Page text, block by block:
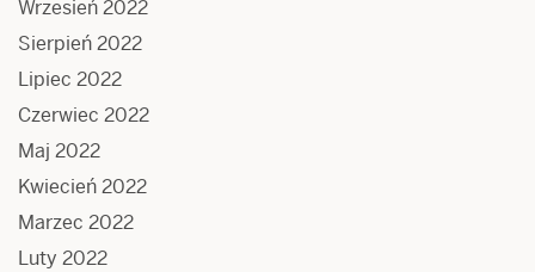
Wrzesień 2022
Sierpień 2022
Lipiec 2022
Czerwiec 2022
Maj 2022
Kwiecień 2022
Marzec 2022
Luty 2022